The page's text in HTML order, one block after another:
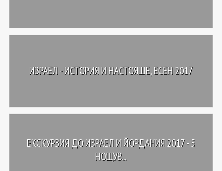
ИЗРАЕЛ - ИСТОРИЯ И НАСТОЯЩЕ, ЕСЕН 2017
ЕКСКУРЗИЯ ДО ИЗРАЕЛ И ЙОРДАНИЯ 2017 - 5
НОЩУВ...